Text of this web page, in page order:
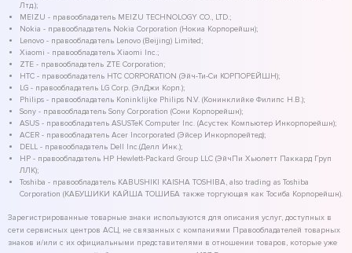
Лтд.);
MEIZU - правообладатель MEIZU TECHNOLOGY CO., LTD.;
Nokia - правообладатель Nokia Corporation (Нокиа Корпорейшн);
Lenovo - правообладатель Lenovo (Beijing) Limited;
Xiaomi - правообладатель Xiaomi Inc.;
ZTE - правообладатель ZTE Corporation;
HTC - правообладатель HTC CORPORATION (Эйч-Ти-Си КОРПОРЕЙШН);
LG - правообладатель LG Corp. (ЭлДжи Корп.);
Philips - правообладатель Koninklijke Philips N.V. (Конинклийке Филипс Н.В.);
Sony - правообладатель Sony Corporation (Сони Корпорейшн);
ASUS - правообладатель ASUSTeK Computer Inc. (Асустек Компьютер Инкорпорейшн);
ACER - правообладатель Acer Incorporated (Эйсер Инкорпорейтед);
DELL - правообладатель Dell Inc.(Делл Инк.);
HP - правообладатель HP Hewlett-Packard Group LLC (ЭйчПи Хьюлетт Паккард Груп
ЛЛК);
Toshiba - правообладатель KABUSHIKI KAISHA TOSHIBA, also trading as Toshiba
Corporation (КАБУШИКИ КАЙША ТОШИБА также торгующая как Тосиба Корпорейшн).
Зарегистрированные товарные знаки используются для описания услуг, доступных в
сети сервисных центров АСЦ, не связанных с компаниями Правообладателей товарных
знаков и/или с их официальными представителями в отношении товаров, которые уже